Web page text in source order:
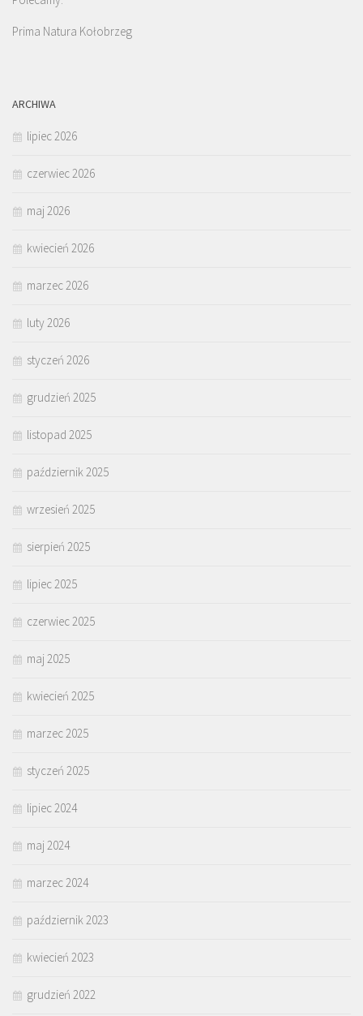
Prima Natura Kołobrzeg
ARCHIWA
lipiec 2026
czerwiec 2026
maj 2026
kwiecień 2026
marzec 2026
luty 2026
styczeń 2026
grudzień 2025
listopad 2025
październik 2025
wrzesień 2025
sierpień 2025
lipiec 2025
czerwiec 2025
maj 2025
kwiecień 2025
marzec 2025
styczeń 2025
lipiec 2024
maj 2024
marzec 2024
październik 2023
kwiecień 2023
grudzień 2022